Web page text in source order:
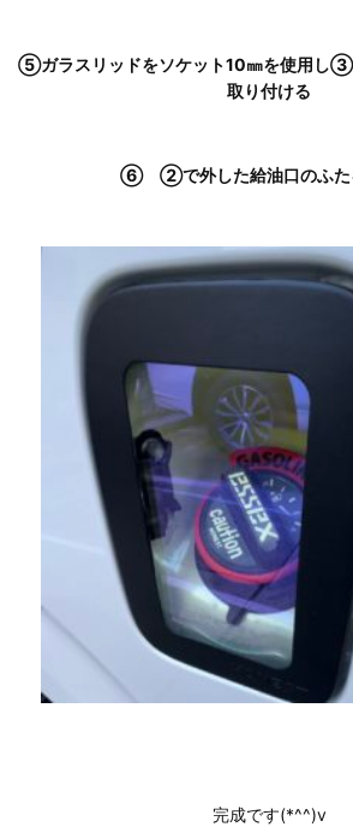
⑤ガラスリッドをソケット10㎜を使用し③
取り付ける
⑥ ②で外した給油口のふた
完成です(*^^)v